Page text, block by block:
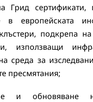
Грид сертификати,
в европейската
подкрепа на
използващи
среда за
пресмятания;
и обновяване